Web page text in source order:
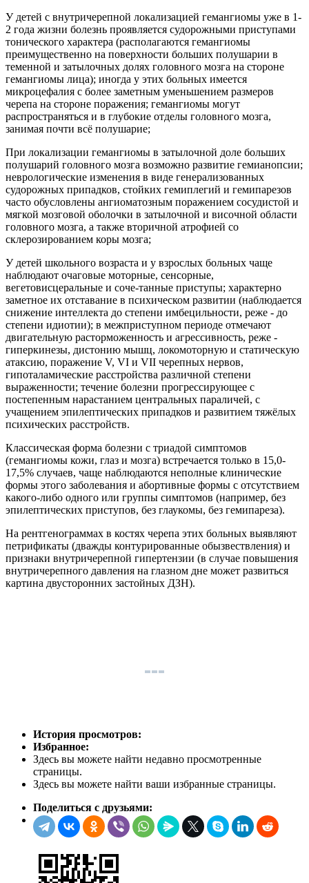
У детей с внутричерепной локализацией гемангиомы уже в 1-
2 года жизни болезнь проявляется судорожными приступами
тонического характера (располагаются гемангиомы
преимущественно на поверхности больших полушарии в
теменной и затылочных долях головного мозга на стороне
гемангиомы лица); иногда у этих больных имеется
микроцефалия с более заметным уменьшением размеров
черепа на стороне поражения; гемангиомы могут
распространяться и в глубокие отделы головного мозга,
занимая почти всё полушарие;
При локализации гемангиомы в затылочной доле больших
полушарий головного мозга возможно развитие гемианопсии;
неврологические изменения в виде генерализованных
судорожных припадков, стойких гемиплегий и гемипарезов
часто обусловлены ангиоматозным поражением сосудистой и
мягкой мозговой оболочки в затылочной и височной области
головного мозга, а также вторичной атрофией со
склерозированием коры мозга;
У детей школьного возраста и у взрослых больных чаще
наблюдают очаговые моторные, сенсорные,
вегетовисцеральные и соче-танные приступы; характерно
заметное их отставание в психическом развитии (наблюдается
снижение интеллекта до степени имбецильности, реже - до
степени идиотии); в межприступном периоде отмечают
двигательную расторможенность и агрессивность, реже -
гиперкинезы, дистонию мышц, локомоторную и статическую
атаксию, поражение V, VI и VII черепных нервов,
гипоталамические расстройства различной степени
выраженности; течение болезни прогрессирующее с
постепенным нарастанием центральных параличей, с
учащением эпилептических припадков и развитием тяжёлых
психических расстройств.
Классическая форма болезни с триадой симптомов
(гемангиомы кожи, глаз и мозга) встречается только в 15,0-
17,5% случаев, чаще наблюдаются неполные клинические
формы этого заболевания и абортивные формы с отсутствием
какого-либо одного или группы симптомов (например, без
эпилептических приступов, без глаукомы, без гемипареза).
На рентгенограммах в костях черепа этих больных выявляют
петрификаты (дважды контурированные обызвествления) и
признаки внутричерепной гипертензии (в случае повышения
внутричерепного давления на глазном дне может развиться
картина двусторонних застойных ДЗН).
История просмотров:
Избранное:
Здесь вы можете найти недавно просмотренные
страницы.
Здесь вы можете найти ваши избранные страницы.
Поделиться с друзьями: